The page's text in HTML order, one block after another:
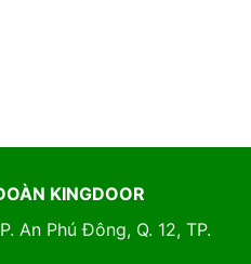
KINGDOOR
An Phú Đông, Q. 12, TP.